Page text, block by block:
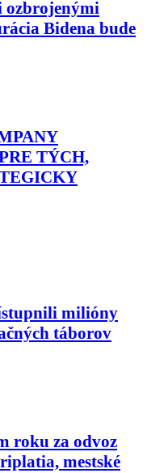
ozbrojenými
Bidena bude
TÝCH,
milióny
táborov
roku za odvoz
mestské